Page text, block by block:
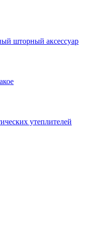
шторный аксессуар
утеплителей